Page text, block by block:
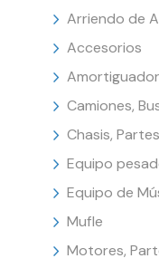
Arriendo de
Accesorios
Camiones,
Chasis,
Equipo
Equipo de
Mufle
Motores,